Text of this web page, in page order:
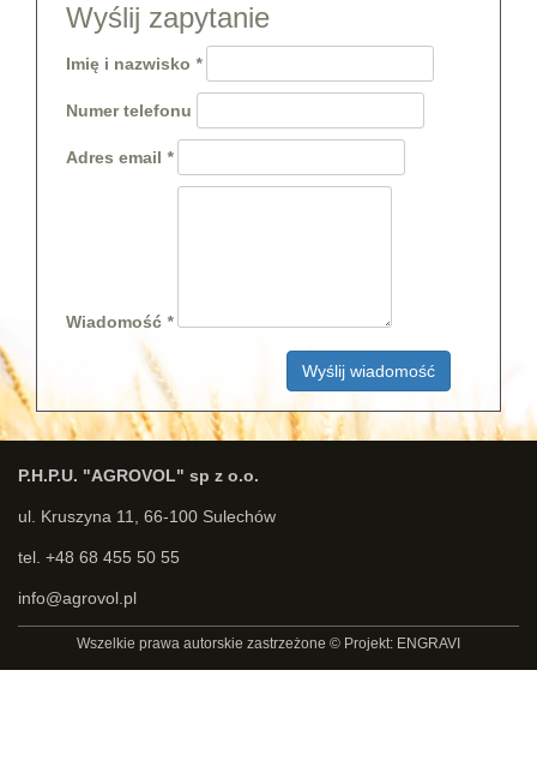
Wyślij zapytanie
Imię i nazwisko
Numer telefonu
Adres email
Wiadomość
Wyślij wiadomość
P.H.P.U. "AGROVOL" sp z o.o.
ul. Kruszyna 11, 66-100 Sulechów
tel. +48 68 455 50 55
info@agrovol.pl
Wszelkie prawa autorskie zastrzeżone © Projekt: ENGRAVI